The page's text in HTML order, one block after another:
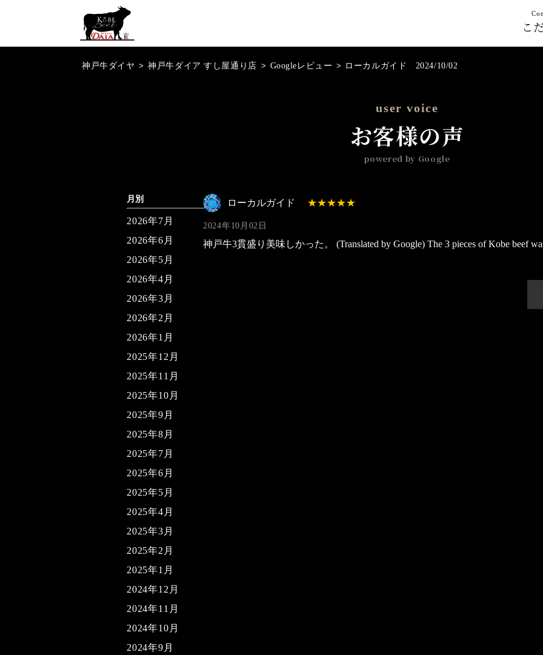
こ
神戸牛ダイヤ > 神戸牛ダイア すし屋通り店 > Googleレビュー > ローカルガイド 2024/10/02
user voice
お客様の声
powered by Google
ローカルガイド
2024年10月02日
神戸牛3貫盛り美味しかった。 (Translated by Google) The 3 pieces of Kobe beef
月別
2026年7月
2026年6月
2026年5月
2026年4月
2026年3月
2026年2月
2026年1月
2025年12月
2025年11月
2025年10月
2025年9月
2025年8月
2025年7月
2025年6月
2025年5月
2025年4月
2025年3月
2025年2月
2025年1月
2024年12月
2024年11月
2024年10月
2024年9月